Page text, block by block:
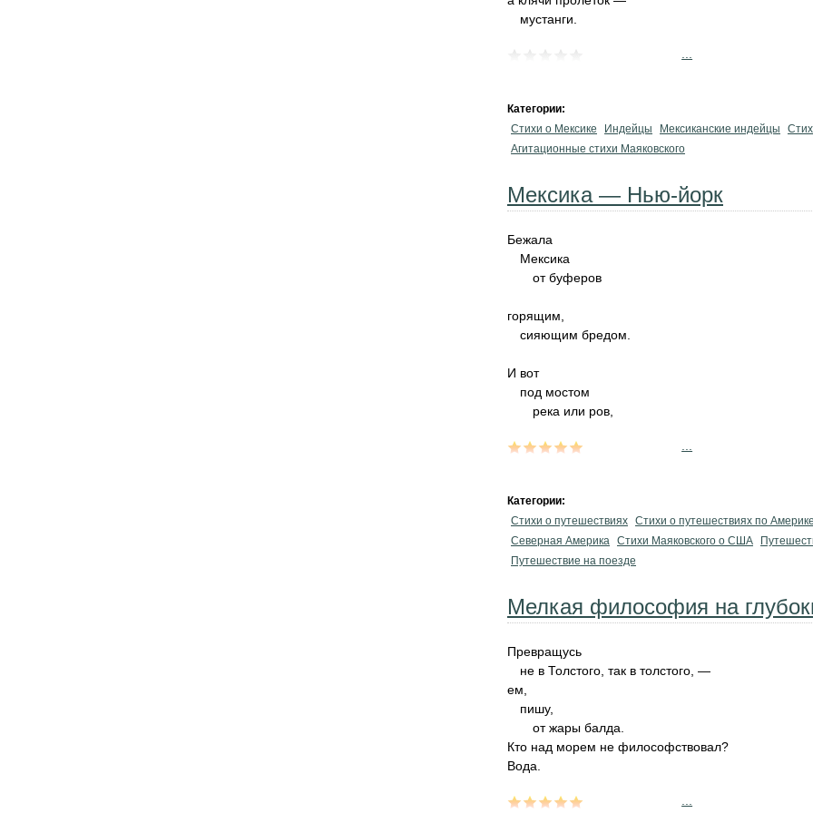
мустанги.
Категории:
Стихи о Мексике
Индейцы Мексиканские индейцы
Агитационные стихи Маяковского
Мексика — Нью-йорк
Бежала
Мексика
от буферов
горящим,
сияющим бредом.
И вот
под мостом
река или ров,
Категории:
Стихи о путешествиях Стихи о путешествиях по Америке
Северная Америка Стихи Маяковского о США
Путешествие на поезде
Мелкая философия на
Превращусь
не в Толстого, так в толстого, —
ем,
пишу,
от жары балда.
Кто над морем не философствовал?
Вода.